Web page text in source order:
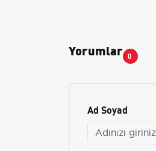
Yorumlar 0
Ad Soyad